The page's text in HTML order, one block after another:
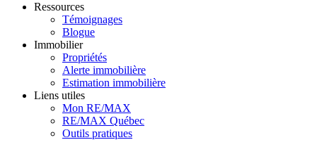
Ressources
Témoignages
Blogue
Immobilier
Propriétés
Alerte immobilière
Estimation immobilière
Liens utiles
Mon RE/MAX
RE/MAX Québec
Outils pratiques